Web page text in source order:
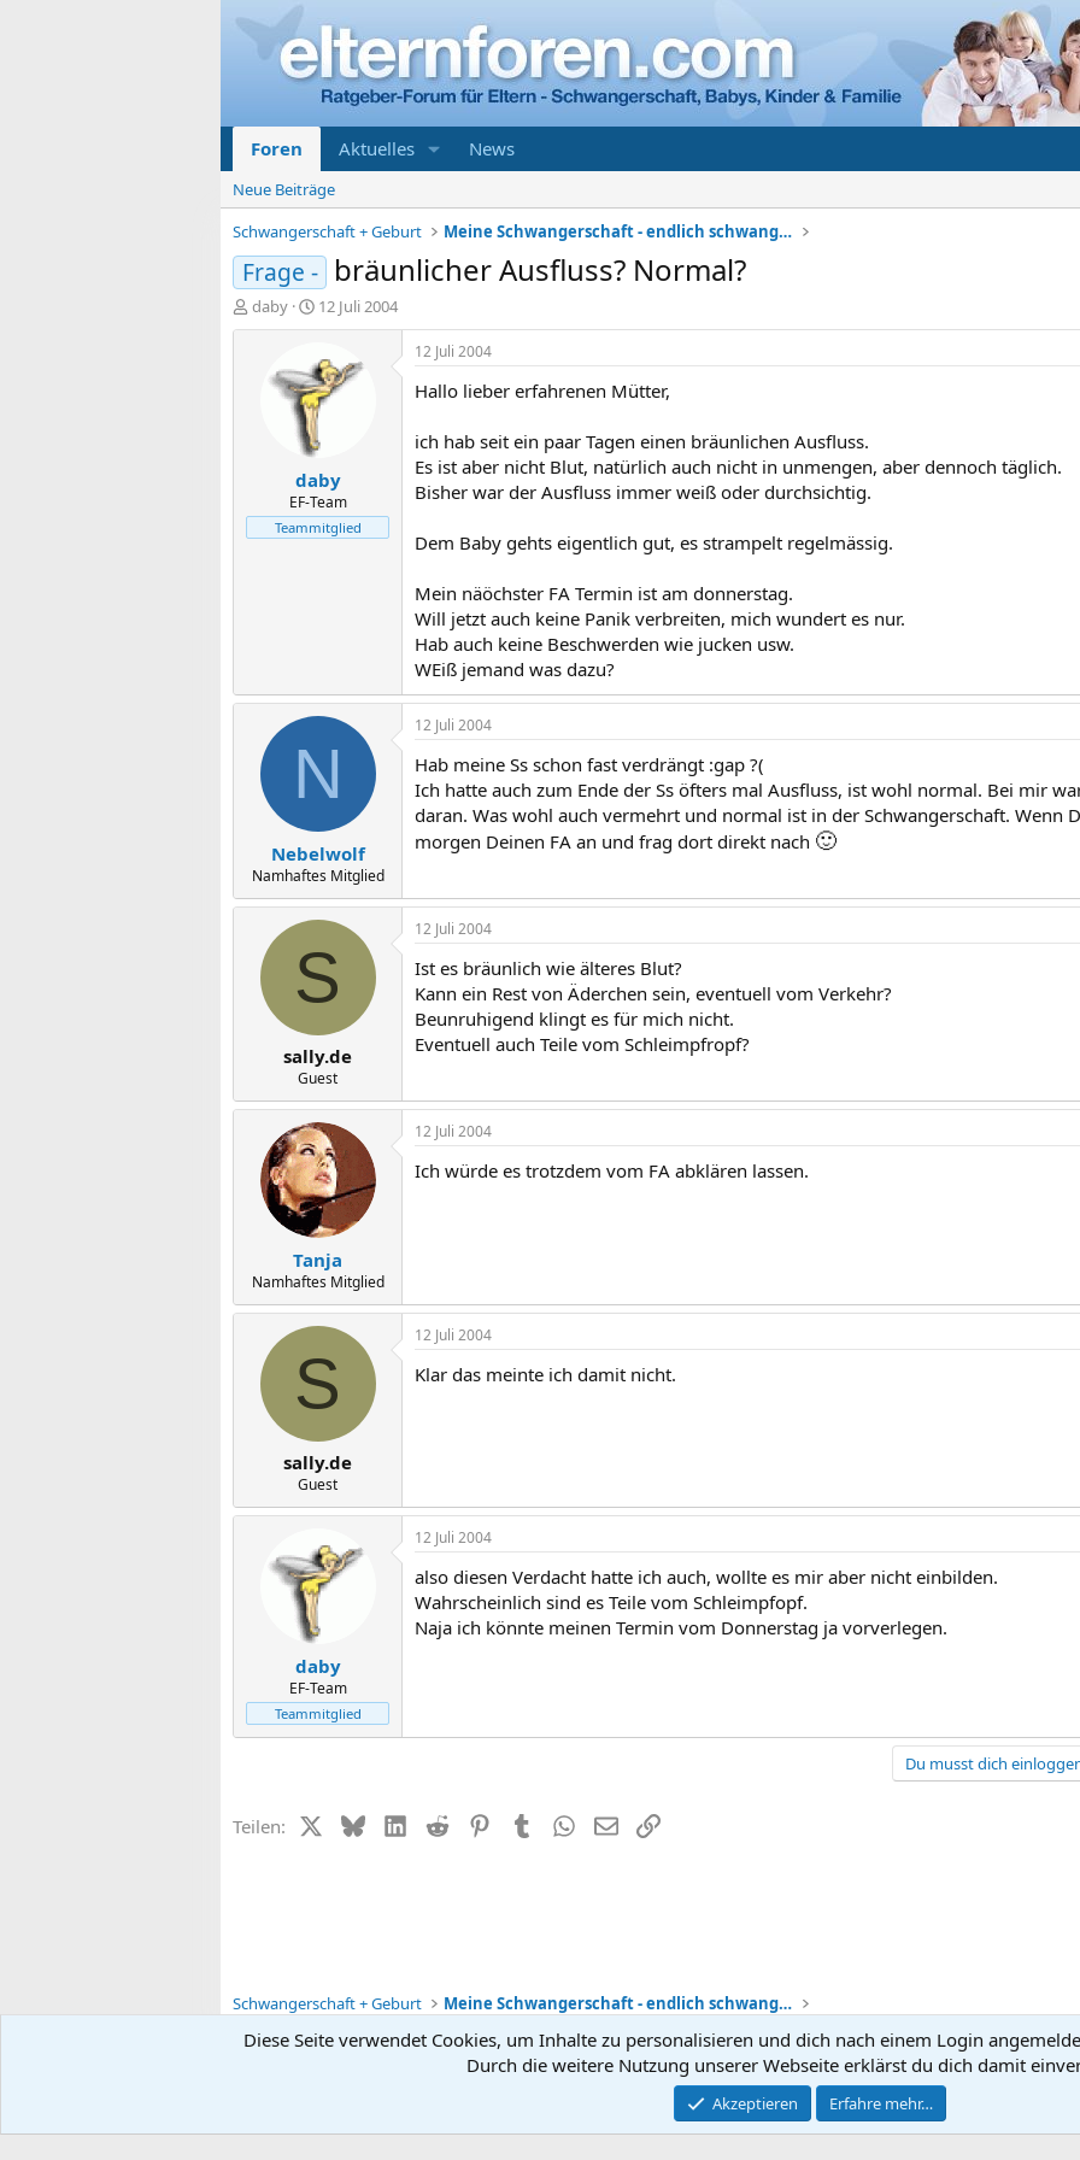
Foren Aktuelles News
Neue Beiträge
Schwangerschaft + Geburt
Meine Schwangerschaft - endlich schwanger
Frage - bräunlicher Ausfluss? Normal?
E
r
daby
E
r
t
e
l
l
t
a
m
12 Juli 2004
daby
EF-Team
Teammitglied
12 Juli 2004
Hallo lieber erfahrenen Mütter,
ich hab seit ein paar Tagen einen bräunlichen Ausfluss.
Es ist aber nicht Blut, natürlich auch nicht in unmengen, aber dennoch täglich.
Bisher war der Ausfluss immer weiß oder durchsichtig.
Dem Baby gehts eigentlich gut, es strampelt regelmässig.
Mein näöchster FA Termin ist am donnerstag.
Will jetzt auch keine Panik verbreiten, mich wundert es nur.
Hab auch keine Beschwerden wie jucken usw.
WEiß jemand was dazu?
N
Nebelwolf
Namhaftes Mitglied
12 Juli 2004
Hab meine Ss schon fast verdrängt :gap ?(
Ich hatte auch zum Ende der Ss öfters mal Ausfluss, ist wohl normal. Bei mir
daran. Was wohl auch vermehrt und normal ist in der Schwangerschaft. Wenn
morgen Deinen FA an und frag dort direkt nach 🙂
S
sally.de
Guest
12 Juli 2004
Ist es bräunlich wie älteres Blut?
Kann ein Rest von Äderchen sein, eventuell vom Verkehr?
Beunruhigend klingt es für mich nicht.
Eventuell auch Teile vom Schleimpfropf?
Tanja
Namhaftes Mitglied
12 Juli 2004
Ich würde es trotzdem vom FA abklären lassen.
S
sally.de
Guest
12 Juli 2004
Klar das meinte ich damit nicht.
daby
EF-Team
Teammitglied
12 Juli 2004
also diesen Verdacht hatte ich auch, wollte es mir aber nicht einbilden.
Wahrscheinlich sind es Teile vom Schleimpfopf.
Naja ich könnte meinen Termin vom Donnerstag ja vorverlegen.
Du musst dich
Teilen: X (Twitter)
BlueskyLinkedIn
Reddit PinterestTumblrWhatsApp
E-MailLink
Schwangerschaft + Geburt Meine Schwangerschaft - endlich schwanger
Kontakt
Community platform by XenForo ® © 2010-2026 XenForo Ltd.
Diese Seite verwendet Cookies, um Inhalte zu personalisieren und dich nach einem Login
Durch die weitere Nutzung unserer Webseite erklärst du dich damit
Akzeptieren Erfahre mehr…